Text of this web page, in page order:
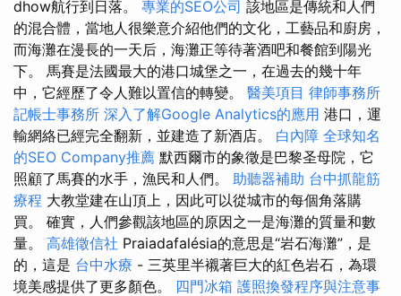
dhow航行到日落。 專業的SEO公司 該地區是傳統和人們
的混合體，當地人很樂意介紹他們的文化，工藝品和廚房，
而海灘在漫長的一天后，海灘正等待著酒吧和餐館到陽光
下。 馬賽是法國最大的港口城堡之一，在過去的幾十年
中，它經歷了令人難以置信的轉變。 醫美項目 律師事務所
記帳士事務所 深入了解Google Analytics的應用 港口，運
輸網絡已經完全翻新，並建造了新酒店。 白內障 全球知名
的SEO Company推薦 默西爾市的象徵是巴黎圣母院，它
照顧了馬賽的水手，漁民和人們。 助聽器補助 台中抓龍筋
療程 大教堂建在山頂上，因此可以從城市的每個角落購
買。 確實，人們參觀該地區的原因之一是海灘的質量和數
量。 高雄徵信社 Praiadafalésia的意思是“岩石海灘”，是
的，這是 台中水療 - 三英里半襯著巨大的紅色岩石，為環
境美感提供了更多顏色。 四門冰箱 護照換發程序與注意事